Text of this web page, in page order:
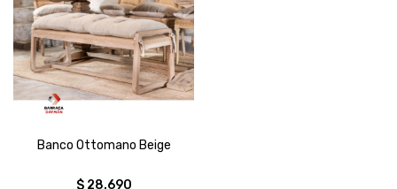
Banco Ottomano Beige
$ 28.690